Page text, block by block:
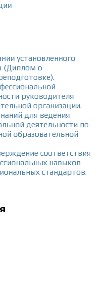
установленного
(Диплом о
руководителя
организации.
для ведения
деятельности по
образовательной
соответствия
навыков
стандартов.